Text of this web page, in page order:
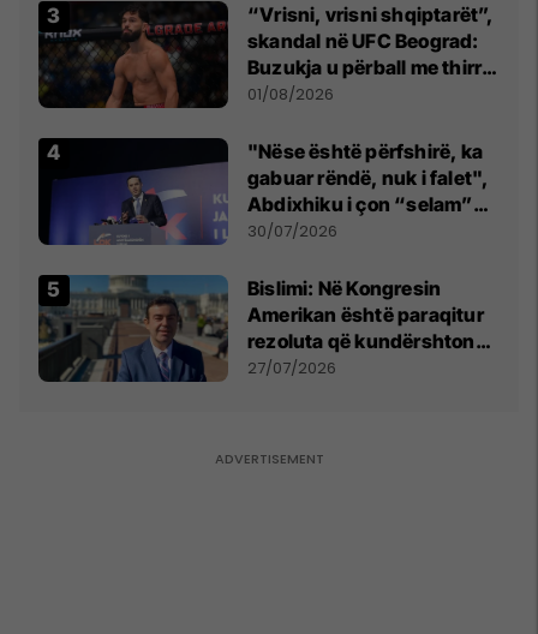
“Vrisni, vrisni shqiptarët”,
skandal në UFC Beograd:
Buzukja u përball me thirrje
anti-shqiptare nga
01/08/2026
"Nëse është përfshirë, ka
gabuar rëndë, nuk i falet",
Abdixhiku i çon “selam”
Përparim Ramës
30/07/2026
Bislimi: Në Kongresin
Amerikan është paraqitur
rezoluta që kundërshton
mbajtjen e Asamblesë
27/07/2026